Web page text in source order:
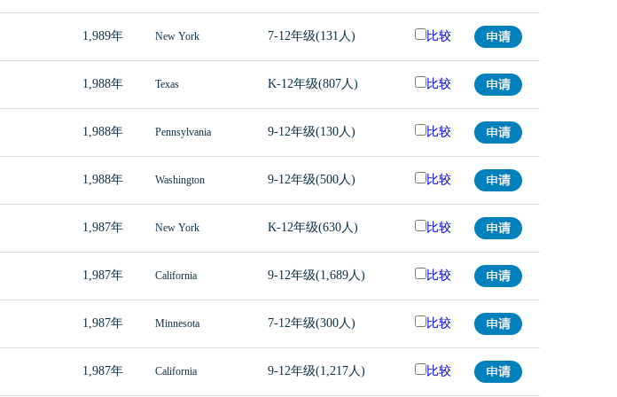
1,989年 New York 7-12年级(131人) 比较
1,988年 Texas K-12年级(807人) 比较
1,988年 Pennsylvania 9-12年级(130人) 比较
1,988年 Washington 9-12年级(500人) 比较
1,987年 New York K-12年级(630人) 比较
1,987年 California 9-12年级(1,689人) 比较
1,987年 Minnesota 7-12年级(300人) 比较
1,987年 California 9-12年级(1,217人) 比较